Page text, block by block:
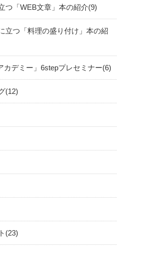
つ「WEB文章」本の紹介 9
立つ「料理の盛り付け」本の紹
カデミー」6stepプレセミナー 6
12
23